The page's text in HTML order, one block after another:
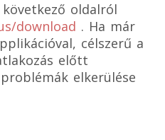
oldalról
download . Ha már
célszerű a
előtt
elkerülése